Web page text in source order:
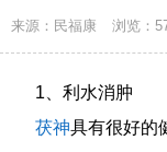
来源：民福康 浏览：
1、利水消肿
茯神具有很好的